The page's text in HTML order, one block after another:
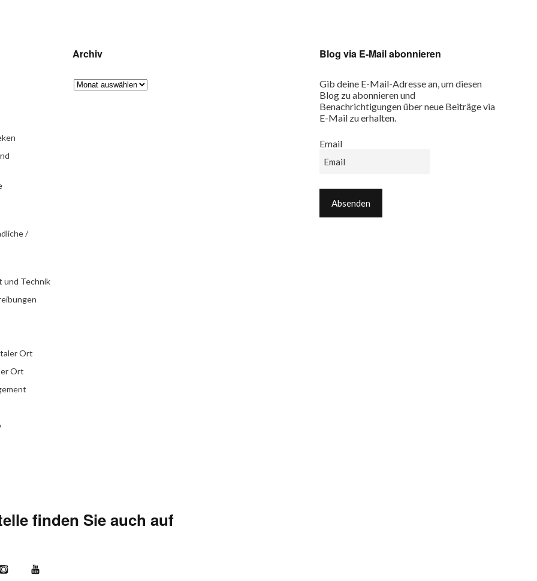
/
und Technik
Ort
Ort
Archiv Blog via E-Mail abonnieren
Gib deine E-Mail-Adresse an, um diesen
Blog zu abonnieren und
Benachrichtigungen über neue Beiträge via
E-Mail zu erhalten.
Email
finden Sie auch auf